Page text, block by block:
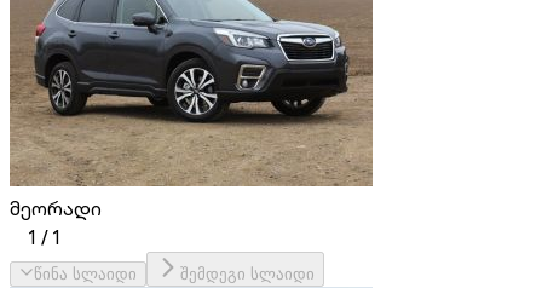
მეორადი
1 /1
წინა სლაიდი შემდეგი სლაიდი